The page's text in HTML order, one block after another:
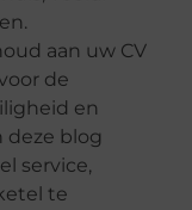
aan uw CV
de
en
deze blog
service,
te